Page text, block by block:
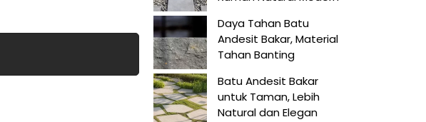
Daya Tahan Batu
Andesit Bakar, Material
Tahan Banting
Batu Andesit Bakar
untuk Taman, Lebih
Natural dan Elegan